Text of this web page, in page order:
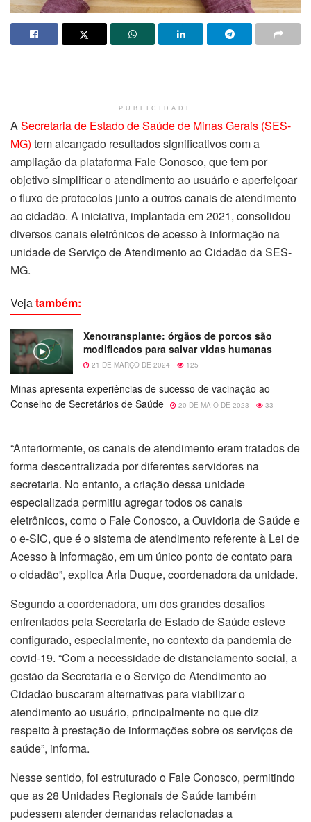
PUBLICIDADE
A Secretaria de Estado de Saúde de Minas Gerais (SES-
MG) tem alcançado resultados significativos com a
ampliação da plataforma Fale Conosco, que tem por
objetivo simplificar o atendimento ao usuário e aperfeiçoar
o fluxo de protocolos junto a outros canais de atendimento
ao cidadão. A iniciativa, implantada em 2021, consolidou
diversos canais eletrônicos de acesso à informação na
unidade de Serviço de Atendimento ao Cidadão da SES-
MG.
Vejatambém:
Xenotransplante: órgãos de porcos são
modificados para salvar vidas humanas
21 DE MARÇO DE 2024 125
Minas apresenta experiências de sucesso de vacinação ao
Conselho de Secretários de Saúde
20 DE MAIO DE 2023 33
“Anteriormente, os canais de atendimento eram tratados de
forma descentralizada por diferentes servidores na
secretaria. No entanto, a criação dessa unidade
especializada permitiu agregar todos os canais
eletrônicos, como o Fale Conosco, a Ouvidoria de Saúde e
o e-SIC, que é o sistema de atendimento referente à Lei de
Acesso à Informação, em um único ponto de contato para
o cidadão”, explica Arla Duque, coordenadora da unidade.
Segundo a coordenadora, um dos grandes desafios
enfrentados pela Secretaria de Estado de Saúde esteve
configurado, especialmente, no contexto da pandemia de
covid-19. “Com a necessidade de distanciamento social, a
gestão da Secretaria e o Serviço de Atendimento ao
Cidadão buscaram alternativas para viabilizar o
atendimento ao usuário, principalmente no que diz
respeito à prestação de informações sobre os serviços de
saúde”, informa.
Nesse sentido, foi estruturado o Fale Conosco, permitindo
que as 28 Unidades Regionais de Saúde também
pudessem atender demandas relacionadas a